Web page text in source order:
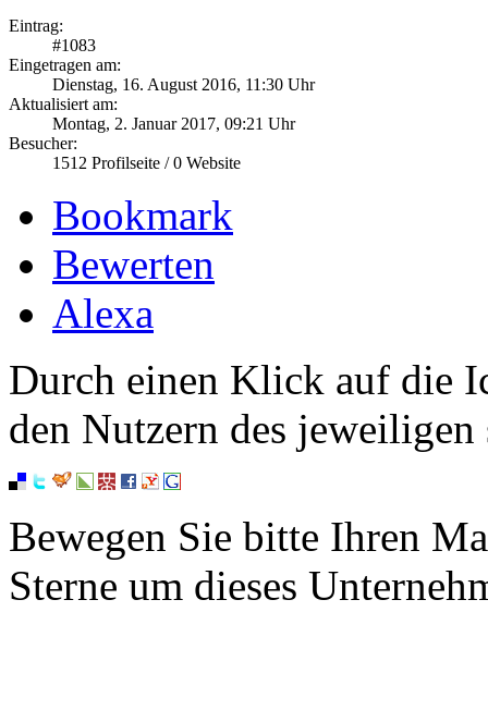
Eintrag:
#1083
Eingetragen am:
Dienstag, 16. August 2016, 11:30 Uhr
Aktualisiert am:
Montag, 2. Januar 2017, 09:21 Uhr
Besucher:
1512 Profilseite /0 Website
Bookmark
Bewerten
Alexa
Durch einen Klick auf die
den Nutzern des
Bewegen Sie bitte Ihren
Sterne um dieses